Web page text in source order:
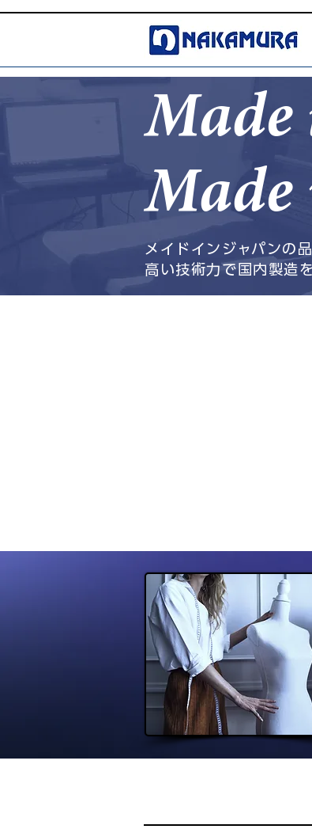
Made
Made
メイドインジャパンの
高い技術力で国内製造